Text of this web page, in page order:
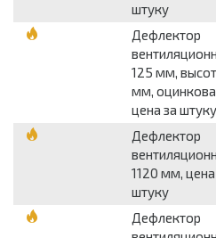
штуку
Дефлектор
125 мм,
мм,
цена за штуку
Дефлектор
1120 мм, цена
штуку
Дефлектор